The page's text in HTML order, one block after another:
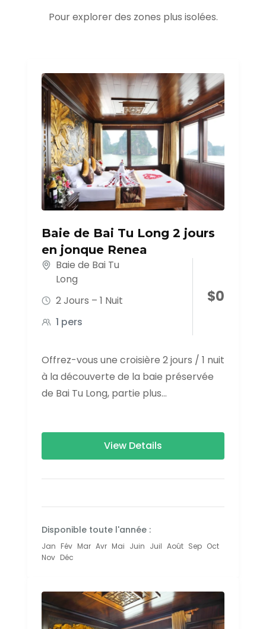
Pour explorer des zones plus isolées.
Baie de Bai Tu Long 2 jours
en jonque Renea
Baie de Bai Tu
Long
2 Jours – 1 Nuit
1 pers
$0
Offrez-vous une croisière 2 jours / 1 nuit
à la découverte de la baie préservée
de Bai Tu Long, partie plus
View Details
Disponible toute l'année :
Jan Fév Mar Avr Mai Juin Juil Août Sep Oct
Nov Déc